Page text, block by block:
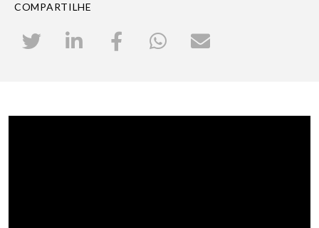
COMPARTILHE